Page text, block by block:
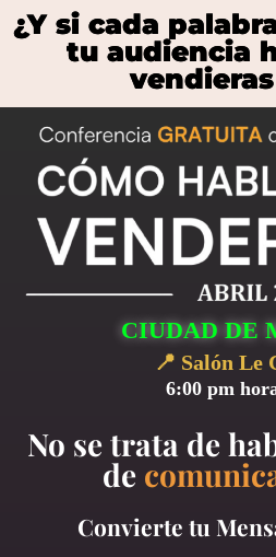
¿Y si cada
tu audiencia
CIUDAD DE
📍 Salón Le
6:00 pm
No se trata de
de
Convierte tu